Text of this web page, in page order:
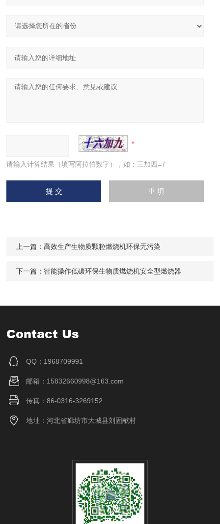
请输入计算结果（填写阿拉伯数字），如：三加四=7
上一篇：高效生产生物质颗粒燃烧机环保无污染
下一篇： 智能操作低碳环保生物质燃烧机安全型燃烧器
Contact Us
QQ：1968709991
邮箱：15832660998@163.com
传真：86-0316-3269152
地址：河北省廊坊市大城县刘固献村